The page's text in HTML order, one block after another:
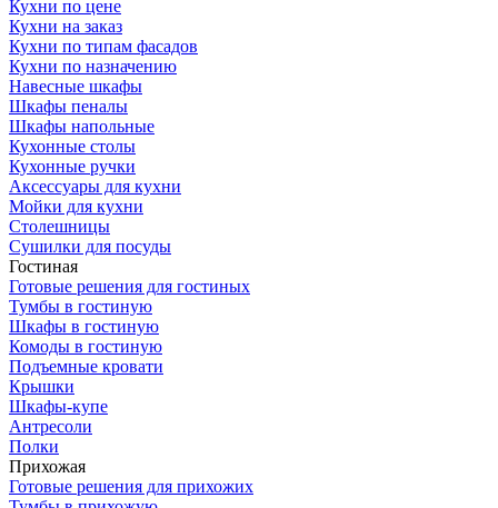
Кухни по цене
Кухни на заказ
Кухни по типам фасадов
Кухни по назначению
Навесные шкафы
Шкафы пеналы
Шкафы напольные
Кухонные столы
Кухонные ручки
Аксессуары для кухни
Мойки для кухни
Столешницы
Сушилки для посуды
Гостиная
Готовые решения для гостиных
Тумбы в гостиную
Шкафы в гостиную
Комоды в гостиную
Подъемные кровати
Крышки
Шкафы-купе
Антресоли
Полки
Прихожая
Готовые решения для прихожих